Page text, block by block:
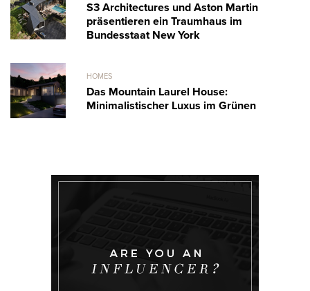
S3 Architectures und Aston Martin
präsentieren ein Traumhaus im
Bundesstaat New York
HOMES
Das Mountain Laurel House:
Minimalistischer Luxus im Grünen